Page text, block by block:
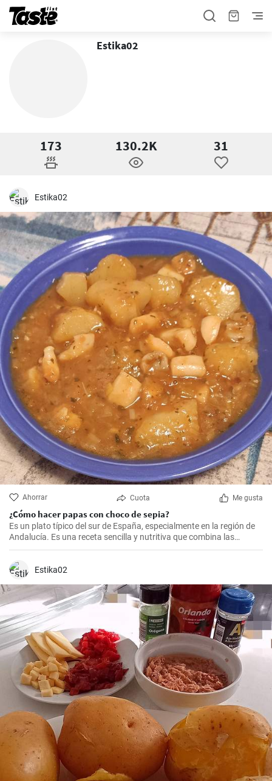
Estika02
173 130.2K 31
Estika02
Ahorrar Cuota Me gusta
¿Cómo hacer papas con choco de sepia?
Es un plato típico del sur de España, especialmente en la región de
Andalucía. Es una receta sencilla y nutritiva que combina las
texturas y sabores marinos de la sepia con patatas y perejil.
Acompañada de una buena copa de vino blanco, es perfecta para
ofrecer en una cena íntima o familiar.
Estika02